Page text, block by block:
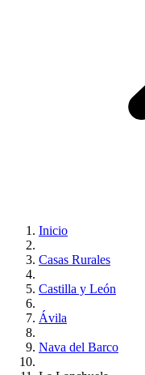
Inicio
Casas Rurales
Castilla y León
Ávila
Nava del Barco